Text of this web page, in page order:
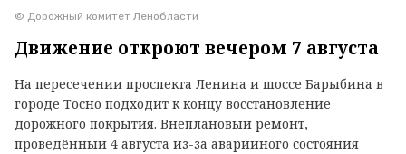
© Дорожный комитет Ленобласти
Движение откроют вечером 7 августа
На пересечении проспекта Ленина и шоссе Барыбина в
городе Тосно подходит к концу восстановление
дорожного покрытия. Внеплановый ремонт,
проведённый 4 августа из-за аварийного состояния